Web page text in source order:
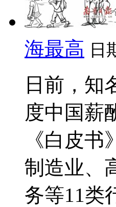
海最高 日
日前，知
度中国薪
《白皮
制造业、
务等11类